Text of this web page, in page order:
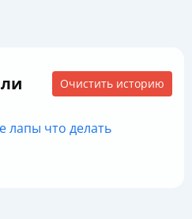
Очистить историю
лапы что делать